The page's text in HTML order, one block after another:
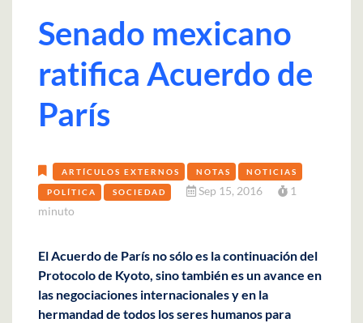
Senado mexicano
ratifica Acuerdo de
París
ARTÍCULOS EXTERNOS NOTAS NOTICIAS
POLÍTICA SOCIEDAD Sep 15, 2016
1
minuto
El Acuerdo de París no sólo es la continuación del
Protocolo de Kyoto, sino también es un avance en
las negociaciones internacionales y en la
hermandad de todos los seres humanos para